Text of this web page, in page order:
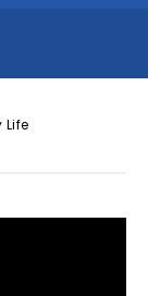
Life